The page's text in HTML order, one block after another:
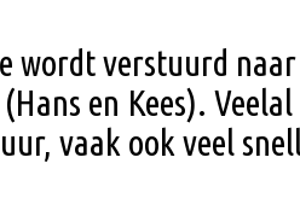
wordt verstuurd
en Kees).
vaak ook veel